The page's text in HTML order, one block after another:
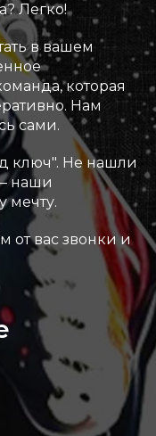
Легко!
в вашем
которая
Нам
сами.
ключ". Не нашли
наши
мечту.
от вас звонки и